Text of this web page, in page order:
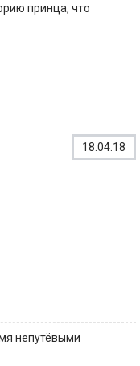
принца, что
18.04.18
непутёвыми